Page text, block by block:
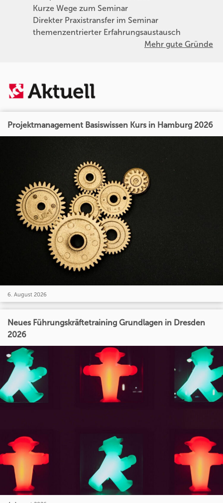
Kurze Wege zum Seminar
Direkter Praxistransfer im Seminar
themenzentrierter Erfahrungsaustausch
Mehr gute Gründe
Projektmanagement Basiswissen Kurs in Hamburg 2026
6. August 2026
Neues Führungskräftetraining Grundlagen in Dresden
2026